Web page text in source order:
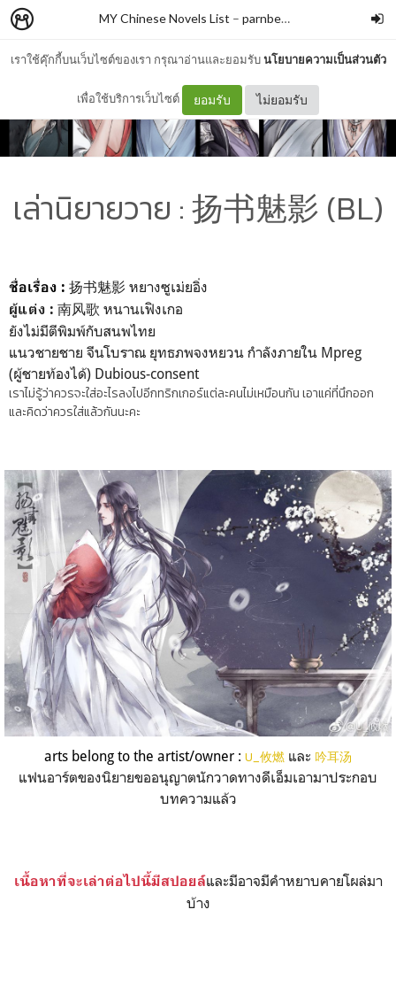
เราใช้คุ๊กกี้บนเว็บไซต์ของเรา กรุณาอ่านและยอมรับนโยบายความเป็นส่วนตัว
เพื่อใช้บริการเว็บไซต์ ยอมรับ ไม่ยอมรับ
MY Chinese Novels List – parnbewtch
เล่านิยายวาย : 扬书魅影 (BL)
ชื่อเรื่อง : 扬书魅影 หยางซูเม่ยอิ่ง
ผู้แต่ง : 南风歌 หนานเฟิงเกอ
ยังไม่มีตีพิมพ์กับสนพไทย
แนวชายชาย จีนโบราณ ยุทธภพจงหยวน กำลังภายใน Mpreg
(ผู้ชายท้องได้) Dubious-consent
เราไม่รู้ว่าควรจะใส่อะไรลงไปอีกทริกเกอร์แต่ละคนไม่เหมือนกัน เอาแค่ที่นึกออก
และคิดว่าควรใส่แล้วกันนะคะ
arts belong to the artist/owner : U_攸燃 และ 吟耳汤
แฟนอาร์ตของนิยายขออนุญาตนักวาดทางดีเอ็มเอามาประกอบ
บทความแล้ว
เนื้อหาที่จะเล่าต่อไปนี้มีสปอยล์และมีอาจมีคำหยาบคายโผล่มา
บ้าง